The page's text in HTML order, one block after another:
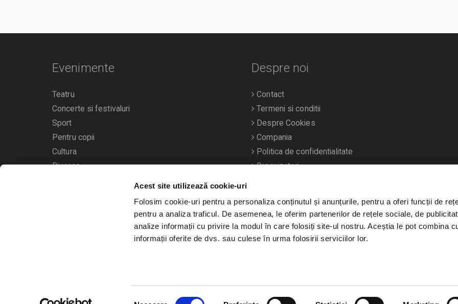
Acest site utilizează cookie-uri
Folosim cookie-uri pentru a personaliza conținutul și anunțurile, pentru a oferi funcții de
pentru a analiza traficul. De asemenea, le oferim partenerilor de rețele sociale, de
analize informații cu privire la modul în care folosiți site-ul nostru. Aceștia le pot combina
informații oferite de dvs. sau culese în urma folosirii serviciilor lor.
Evenimente
Teatru
Concerte si festivaluri
Sport
Pentru copii
Cultura
Diverse
Calendarul evenimentelor
Despre noi
Contact
Termeni si conditii
Despre Cookies
Compania
Politica de confidentialitate
Organizatori
Bilete.ro
A.N.P.C.
O.D.R.